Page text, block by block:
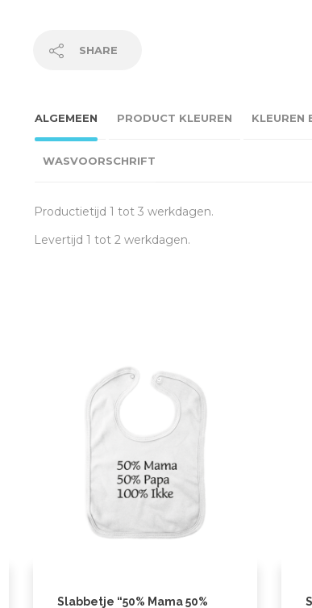
SHARE
ALGEMEEN PRODUCT KLEUREN KLEUREN
WASVOORSCHRIFT
Productietijd 1 tot 3 werkdagen.
Levertijd 1 tot 2 werkdagen.
Slabbetje “50% Mama 50%